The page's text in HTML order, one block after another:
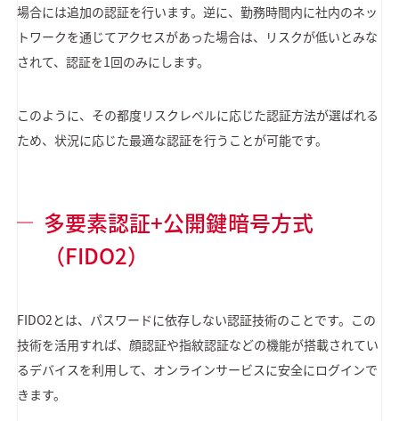
場合には追加の認証を行います。逆に、勤務時間内に社内のネッ
トワークを通じてアクセスがあった場合は、リスクが低いとみな
されて、認証を1回のみにします。
このように、その都度リスクレベルに応じた認証方法が選ばれる
ため、状況に応じた最適な認証を行うことが可能です。
多要素認証+公開鍵暗号方式
（FIDO2）
FIDO2とは、パスワードに依存しない認証技術のことです。この
技術を活用すれば、顔認証や指紋認証などの機能が搭載されてい
るデバイスを利用して、オンラインサービスに安全にログインで
きます。